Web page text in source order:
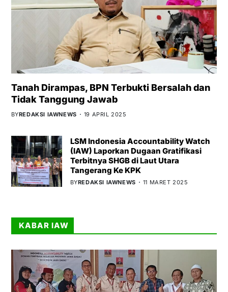
Tanah Dirampas, BPN Terbukti Bersalah dan
Tidak Tanggung Jawab
BYREDAKSI IAWNEWS 19 APRIL 2025
LSM Indonesia Accountability Watch
(IAW) Laporkan Dugaan Gratifikasi
Terbitnya SHGB di Laut Utara
Tangerang Ke KPK
BYREDAKSI IAWNEWS 11 MARET 2025
KABAR IAW